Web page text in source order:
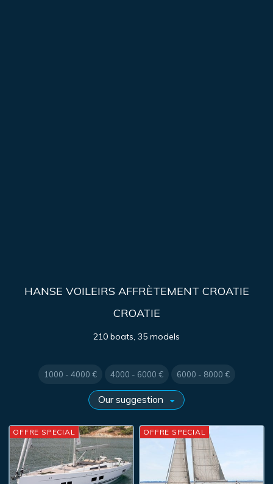
HANSE VOILEIRS AFFRÈTEMENT CROATIE
CROATIE
210 boats, 35 models
1000 - 4000 € 4000 - 6000 € 6000 - 8000 €
OFFRE SPECIAL OFFRE SPECIAL